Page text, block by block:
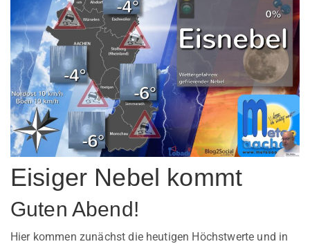
Eisiger Nebel kommt
Guten Abend!
Hier kommen zunächst die heutigen Höchstwerte und in